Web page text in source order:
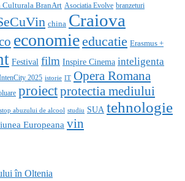
Culturala BranArt Asociatia Evolve branzeturi
china Craiova
economieeducatie Erasmus +
Festival film Inspire Cinema inteligenta
2025 istorie IT Opera Romana
proiectprotectia mediului
stop abuzului de alcool studiu SUA tehnologie
Europeana vin